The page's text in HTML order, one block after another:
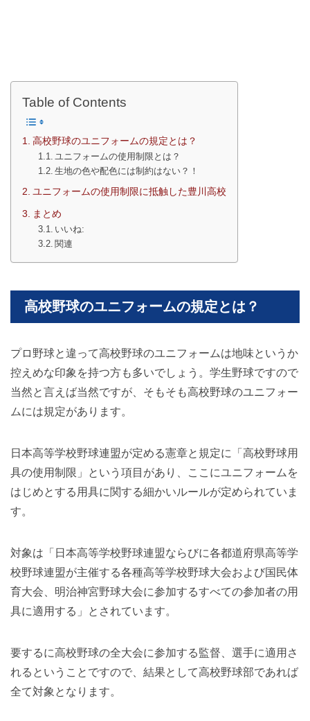
Table of Contents
高校野球のユニフォームの規定とは？
ユニフォームの使用制限とは？
生地の色や配色には制約はない？！
ユニフォームの使用制限に抵触した豊川高校
まとめ
いいね:
関連
高校野球のユニフォームの規定とは？
プロ野球と違って高校野球のユニフォームは地味というか
控えめな印象を持つ方も多いでしょう。学生野球ですので
当然と言えば当然ですが、そもそも高校野球のユニフォー
ムには規定があります。
日本高等学校野球連盟が定める憲章と規定に「高校野球用
具の使用制限」という項目があり、ここにユニフォームを
はじめとする用具に関する細かいルールが定められていま
す。
対象は「日本高等学校野球連盟ならびに各都道府県高等学
校野球連盟が主催する各種高等学校野球大会および国民体
育大会、明治神宮野球大会に参加するすべての参加者の用
具に適用する」とされています。
要するに高校野球の全大会に参加する監督、選手に適用さ
れるということですので、結果として高校野球部であれば
全て対象となります。